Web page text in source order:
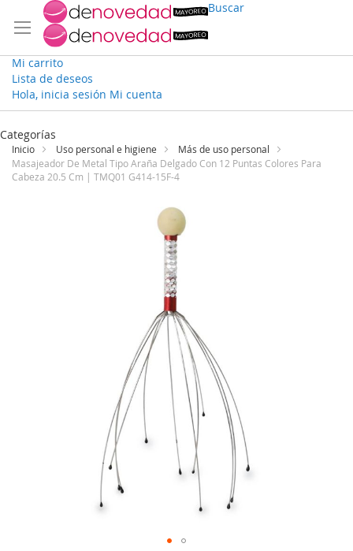
Buscar
Mi carrito
Lista de deseos
Hola, inicia sesión Mi cuenta
Ir
contenido
Categorías
Inicio Uso personal e higiene
Más de uso personal
Masajeador De Metal Tipo Araña Delgado Con 12 Puntas Colores Para
Cabeza 20.5 Cm | TMQ01 G414-15F-4